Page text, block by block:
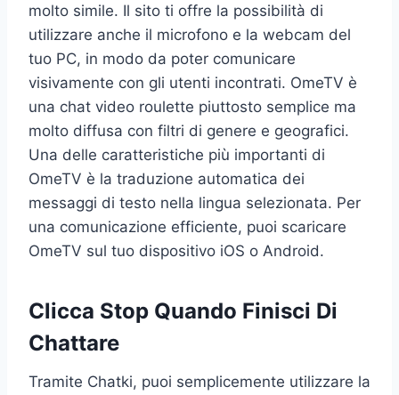
molto simile. Il sito ti offre la possibilità di
utilizzare anche il microfono e la webcam del
tuo PC, in modo da poter comunicare
visivamente con gli utenti incontrati. OmeTV è
una chat video roulette piuttosto semplice ma
molto diffusa con filtri di genere e geografici.
Una delle caratteristiche più importanti di
OmeTV è la traduzione automatica dei
messaggi di testo nella lingua selezionata. Per
una comunicazione efficiente, puoi scaricare
OmeTV sul tuo dispositivo iOS o Android.
Clicca Stop Quando Finisci Di
Chattare
Tramite Chatki, puoi semplicemente utilizzare la